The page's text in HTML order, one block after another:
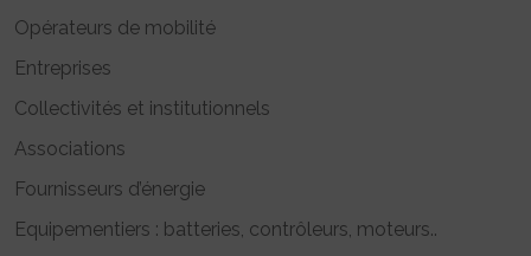
Opérateurs de mobilité
Entreprises
Collectivités et institutionnels
Associations
Fournisseurs d’énergie
Equipementiers : batteries, contrôleurs, moteurs..